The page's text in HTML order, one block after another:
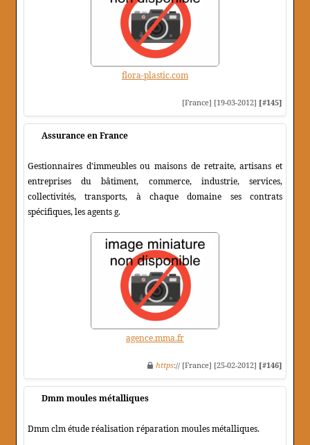
flora-plastic.com
[France] [19-03-2012] [#145]
Assurance en France
Gestionnaires d'immeubles ou maisons de retraite, artisans et
entreprises du bâtiment, commerce, industrie, services,
collectivités, transports, à chaque domaine ses contrats
spécifiques, les agents g.
agence.mma.fr
https:// [France] [25-02-2012] [#146]
Dmm moules métalliques
Dmm clm étude réalisation réparation moules métalliques.